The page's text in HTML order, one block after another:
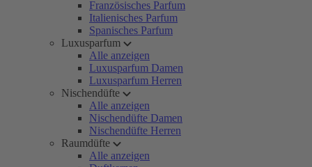
Französisches Parfum
Italienisches Parfum
Spanisches Parfum
Luxusparfum
Alle anzeigen
Luxusparfum Damen
Luxusparfum Herren
Nischendüfte
Alle anzeigen
Nischendüfte Damen
Nischendüfte Herren
Raumdüfte
Alle anzeigen